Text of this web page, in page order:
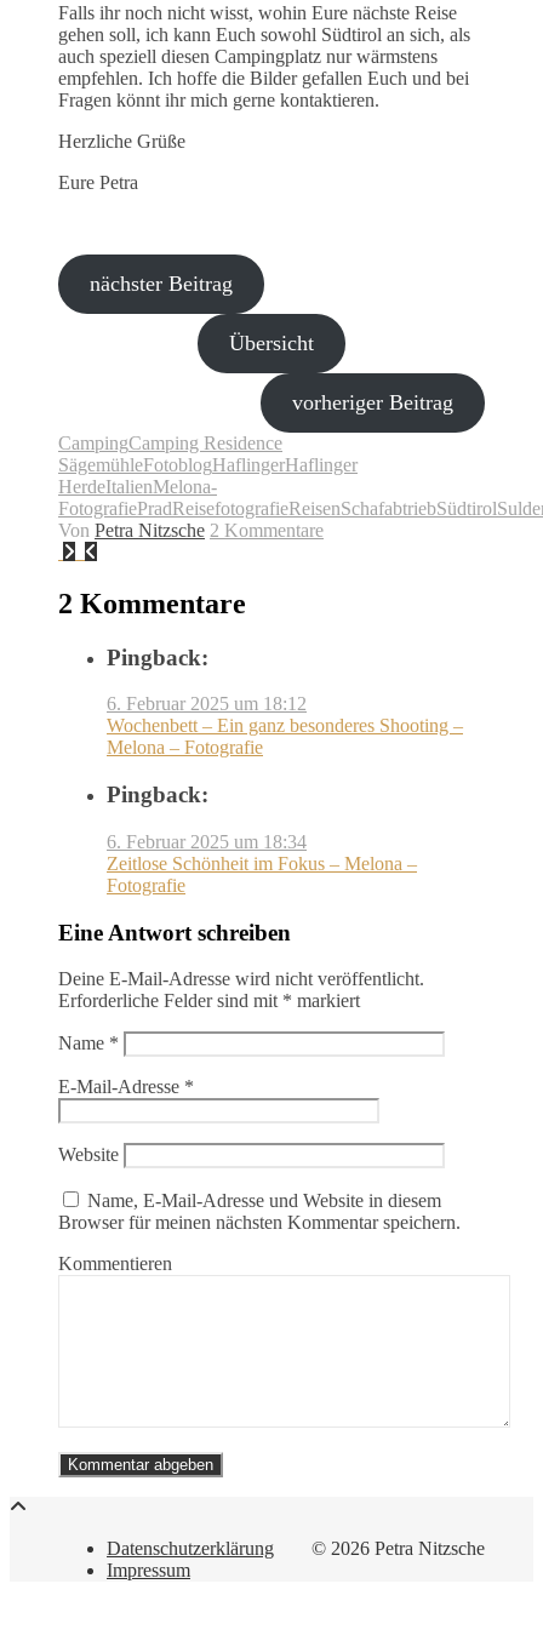
Falls ihr noch nicht wisst, wohin Eure nächste Reise
gehen soll, ich kann Euch sowohl Südtirol an sich, als
auch speziell diesen Campingplatz nur wärmstens
empfehlen. Ich hoffe die Bilder gefallen Euch und bei
Fragen könnt ihr mich gerne kontaktieren.
Herzliche Grüße
Eure Petra
nächster Beitrag
Übersicht
vorheriger Beitrag
CampingCamping Residence
SägemühleFotoblogHaflingerHaflinger
HerdeItalienMelona-
FotografiePradReisefotografieReisenSchafabtriebSüdtirol
Von Petra Nitzsche 2 Kommentare
2 Kommentare
Pingback:
6. Februar 2025 um 18:12
Wochenbett – Ein ganz besonderes Shooting –
Melona – Fotografie
Pingback:
6. Februar 2025 um 18:34
Zeitlose Schönheit im Fokus – Melona –
Fotografie
Eine Antwort schreiben
Deine E-Mail-Adresse wird nicht veröffentlicht.
Erforderliche Felder sind mit * markiert
Name *
E-Mail-Adresse *
Website
Name, E-Mail-Adresse und Website in diesem
Browser für meinen nächsten Kommentar speichern.
Kommentieren
© 2026 Petra Nitzsche
Datenschutzerklärung
Impressum